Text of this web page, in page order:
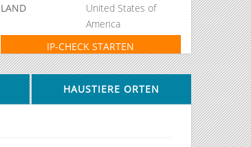
LAND
United States of
America
IP-CHECK STARTEN
HAUSTIERE ORTEN